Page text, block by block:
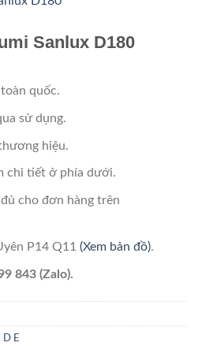
Sanlux D180
quốc.
sử dụng.
hiệu.
chi tiết ở phía dưới.
cho đơn hàng trên
P14 Q11 (Xem bản đồ).
843 (Zalo).
D E